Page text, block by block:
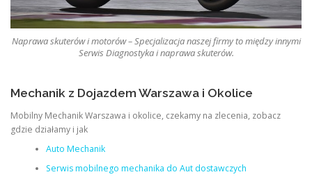
Naprawa skuterów i motorów – Specjalizacja naszej firmy to między innymi
Serwis Diagnostyka i naprawa skuterów.
Mechanik z Dojazdem Warszawa i Okolice
Mobilny Mechanik Warszawa i okolice, czekamy na zlecenia, zobacz
gdzie działamy i jak
Auto Mechanik
Serwis mobilnego mechanika do Aut dostawczych